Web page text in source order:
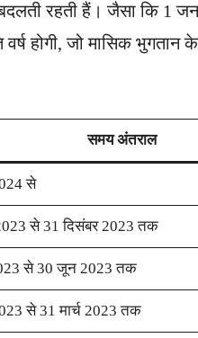
बदलती रहती हैं। जैसा कि 1
वर्ष होगी, जो मासिक भुगतान
समय अंतराल
से
से 31 दिसंबर 2023 तक
से 30 जून 2023 तक
से 31 मार्च 2023 तक